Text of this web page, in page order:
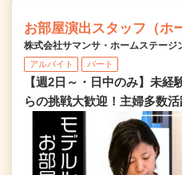
お部屋演出スタッフ（ホ
株式会社サマンサ・ホームステージ
アルバイト パート
【週2日～・日中のみ】未
らの挑戦大歓迎！主婦多数